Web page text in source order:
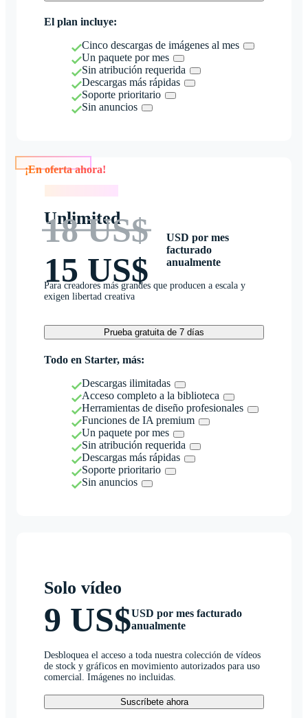
El plan incluye:
Cinco descargas de imágenes al mes
Un paquete por mes
Sin atribución requerida
Descargas más rápidas
Soporte prioritario
Sin anuncios
Unlimited
18 US$
15 US$
USD por mes
facturado
anualmente
Para creadores más grandes que producen a escala y
exigen libertad creativa
Prueba gratuita de 7 días
Todo en Starter, más:
Descargas ilimitadas
Acceso completo a la biblioteca
Herramientas de diseño profesionales
Funciones de IA premium
Un paquete por mes
Sin atribución requerida
Descargas más rápidas
Soporte prioritario
Sin anuncios
Solo vídeo
9 US$USD por mes facturado
anualmente
Desbloquea el acceso a toda nuestra colección de vídeos
de stock y gráficos en movimiento autorizados para uso
comercial. Imágenes no incluidas.
Suscríbete ahora